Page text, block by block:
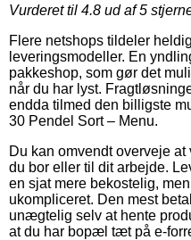
Vurderet til 4.8 ud af 5
Flere netshops tildeler
leveringsmodeller. En
pakkeshop, som gør det
når du har lyst.
endda tilmed den billigste
30 Pendel Sort – Menu.
Du kan omvendt overveje
du bor eller til dit arbejde.
en sjat mere bekostelig,
ukompliceret. Den mest
unægtelig selv at hente
at du har bopæl tæt på e-